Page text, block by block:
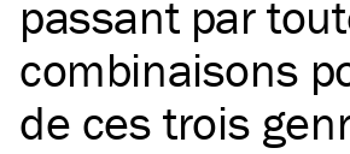
passant par
combinaisons
de ces trois